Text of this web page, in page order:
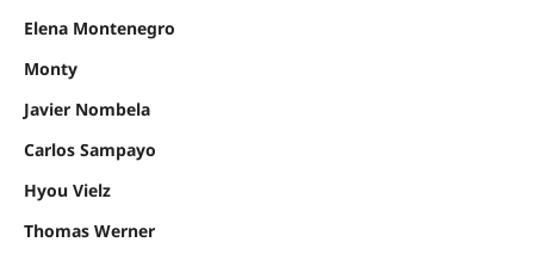
Elena Montenegro
Monty
Javier Nombela
Carlos Sampayo
Hyou Vielz
Thomas Werner